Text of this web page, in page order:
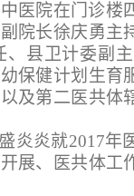
医院在门诊楼
院长徐庆勇主
县卫计委副
保健计划生育
及第二医共体
炎炎就2017年
展、医共体工